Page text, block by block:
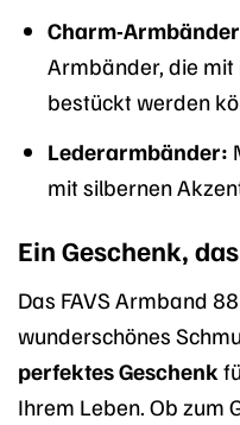
Charm-
Armbänder, die
bestückt werden
Lederarmbänder:
mit silbernen
Ein Geschenk,
Das FAVS Armband
wunderschönes
perfektes Geschenk
Ihrem Leben. Ob zum